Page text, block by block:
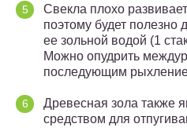
Свекла плохо
поэтому будет полезно
ее зольной водой (1
Можно опудрить
последующим
Древесная зола также
средством для